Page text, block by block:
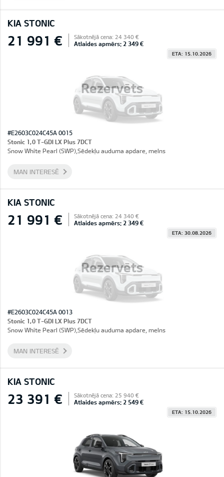
KIA STONIC
Rezervēts
21 991 € Sākotnējā cena: 24 340 €
Atlaides apmērs: 2 349 €
ETA: 15.10.2026
#E2603C024C45A 0015
Stonic 1,0 T-GDI LX Plus 7DCT
Snow White Pearl (SWP),Sēdekļu auduma apdare, melns
MAN INTERESĒ
KIA STONIC
Rezervēts
21 991 € Sākotnējā cena: 24 340 €
Atlaides apmērs: 2 349 €
ETA: 30.08.2026
#E2603C024C45A 0013
Stonic 1,0 T-GDI LX Plus 7DCT
Snow White Pearl (SWP),Sēdekļu auduma apdare, melns
MAN INTERESĒ
KIA STONIC
23 391 € Sākotnējā cena: 25 940 €
Atlaides apmērs: 2 549 €
ETA: 15.10.2026